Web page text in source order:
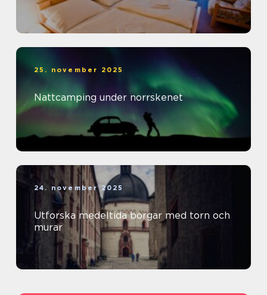
25. november 2025
Nattcamping under norrskenet
24. november 2025
Utforska medeltida borgar med torn och
murar